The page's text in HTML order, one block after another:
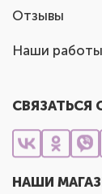
Отзывы
Наши работы
СВЯЗАТЬСЯ
НАШИ